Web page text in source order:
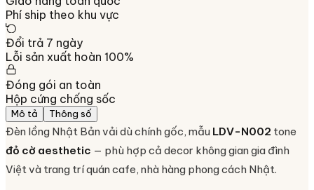
Phí ship theo khu vực
Đổi trả 7 ngày
Lỗi sản xuất hoàn 100%
Đóng gói an toàn
Hộp cứng chống sốc
Mô tả Thông số
Đèn lồng Nhật Bản vải dù chính gốc, mẫu LDV-N002 tone
đỏ cờ aesthetic — phù hợp cả decor không gian gia đình
Việt và trang trí quán cafe, nhà hàng phong cách Nhật.